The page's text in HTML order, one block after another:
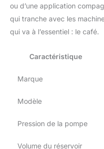
ou d’une application
qui tranche avec les
qui va à l’essentiel : le café.
Caractéristique
Marque
Modèle
Pression de la pompe
Volume du réservoir